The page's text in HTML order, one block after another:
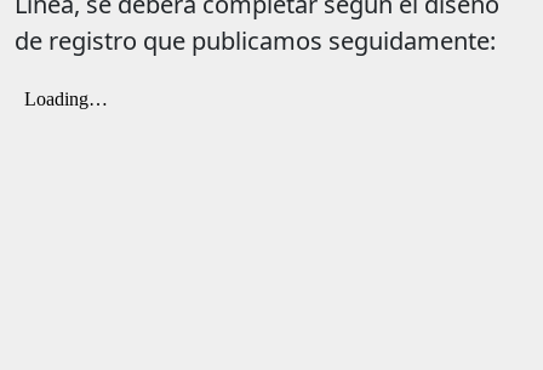
de registro que publicamos seguidamente: